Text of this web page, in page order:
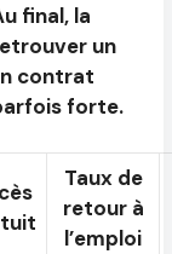
final, la
un
contrat
forte.
Taux de
retour à
l’emploi